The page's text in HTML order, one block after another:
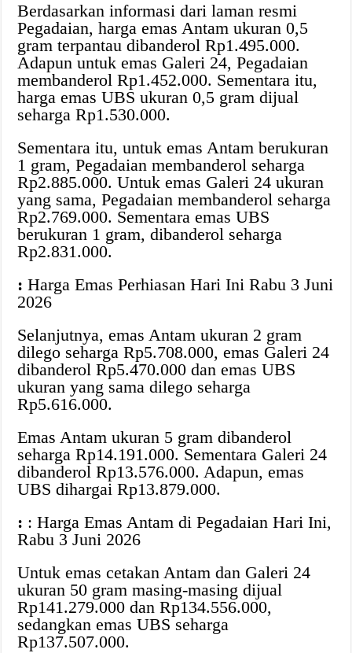
Berdasarkan informasi dari laman resmi
Pegadaian, harga emas Antam ukuran 0,5
gram terpantau dibanderol Rp1.495.000.
Adapun untuk emas Galeri 24, Pegadaian
membanderol Rp1.452.000. Sementara itu,
harga emas UBS ukuran 0,5 gram dijual
seharga Rp1.530.000.
Sementara itu, untuk emas Antam berukuran
1 gram, Pegadaian membanderol seharga
Rp2.885.000. Untuk emas Galeri 24 ukuran
yang sama, Pegadaian membanderol seharga
Rp2.769.000. Sementara emas UBS
berukuran 1 gram, dibanderol seharga
Rp2.831.000.
: Harga Emas Perhiasan Hari Ini Rabu 3 Juni
2026
Selanjutnya, emas Antam ukuran 2 gram
dilego seharga Rp5.708.000, emas Galeri 24
dibanderol Rp5.470.000 dan emas UBS
ukuran yang sama dilego seharga
Rp5.616.000.
Emas Antam ukuran 5 gram dibanderol
seharga Rp14.191.000. Sementara Galeri 24
dibanderol Rp13.576.000. Adapun, emas
UBS dihargai Rp13.879.000.
: : Harga Emas Antam di Pegadaian Hari Ini,
Rabu 3 Juni 2026
Untuk emas cetakan Antam dan Galeri 24
ukuran 50 gram masing-masing dijual
Rp141.279.000 dan Rp134.556.000,
sedangkan emas UBS seharga
Rp137.507.000.